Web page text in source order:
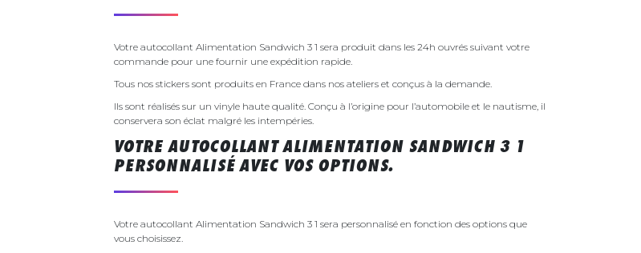
Votre autocollant Alimentation Sandwich 3 1 sera produit dans les 24h ouvrés suivant votre
commande pour une fournir une expédition rapide.
Tous nos stickers sont produits en France dans nos ateliers et conçus à la demande.
Ils sont réalisés sur un vinyle haute qualité. Conçu à l’origine pour l’automobile et le nautisme, il
conservera son éclat malgré les intempéries.
VOTRE AUTOCOLLANT ALIMENTATION SANDWICH 3 1
PERSONNALISÉ AVEC VOS OPTIONS.
Votre autocollant Alimentation Sandwich 3 1 sera personnalisé en fonction des options que
vous choisissez.